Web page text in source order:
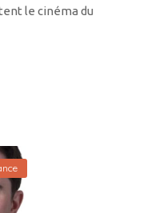
le cinéma du